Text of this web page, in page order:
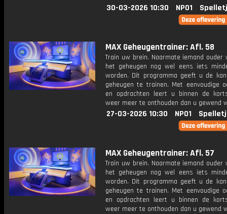
30-03-2026 10:30 NPO1
MAX Geheugentrainer: Afl. 58
Train uw brein. Naarmate iemand ouder
het geheugen nog wel eens iets
worden. Dit programma geeft u de
geheugen te trainen. Met eenvoudige
en opdrachten leert u binnen de
weer meer te onthouden dan u gewend
27-03-2026 10:30 NPO1
MAX Geheugentrainer: Afl. 57
Train uw brein. Naarmate iemand ouder
het geheugen nog wel eens iets
worden. Dit programma geeft u de
geheugen te trainen. Met eenvoudige
en opdrachten leert u binnen de
weer meer te onthouden dan u gewend